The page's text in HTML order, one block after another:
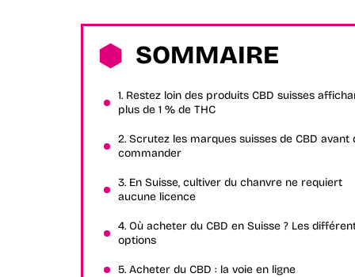
SOMMAIRE
1. Restez loin des produits CBD suisses
plus de 1 % de THC
2. Scrutez les marques suisses de CBD avant
commander
3. En Suisse, cultiver du chanvre ne requiert
aucune licence
4. Où acheter du CBD en Suisse ? Les
options
5. Acheter du CBD : la voie en ligne